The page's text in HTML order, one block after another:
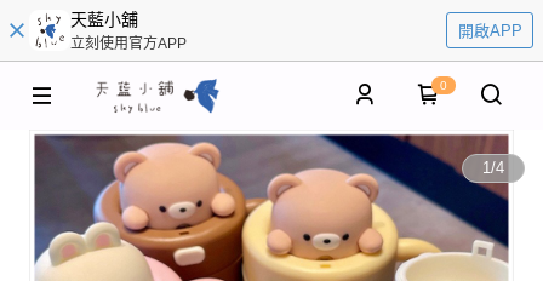
天藍小舖
立刻使用官方APP
開啟APP
0
1/4